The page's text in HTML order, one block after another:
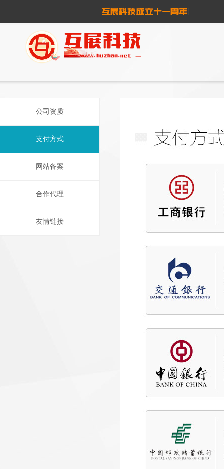
公司资质
支付方式
网站备案
合作代理
友情链接